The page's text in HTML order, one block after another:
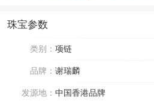
珠宝参数
类别： 项链
品牌： 谢瑞麟
发源地： 中国香港品牌